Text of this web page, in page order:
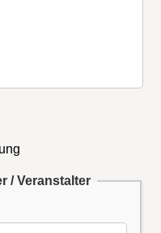
/ Veranstalter